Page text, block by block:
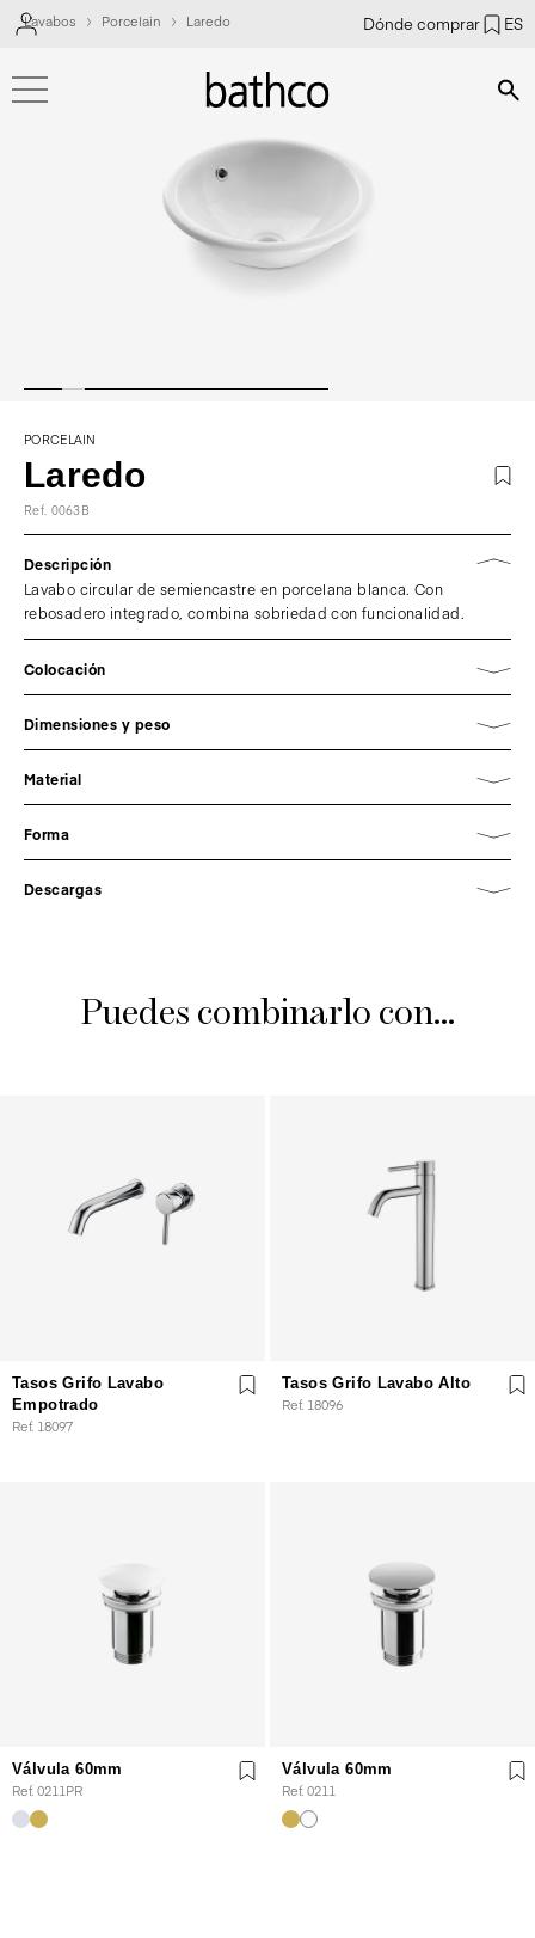
Dónde comprar ES
Lavabos Porcelain Laredo
PORCELAIN
Laredo
Ref. 0063B
Descripción
Lavabo circular de semiencastre en porcelana blanca. Con
rebosadero integrado, combina sobriedad con funcionalidad.
Colocación
Dimensiones y peso
Material
Forma
Descargas
Puedes combinarlo con...
Tasos Grifo Lavabo
Empotrado
Ref. 18097
Tasos Grifo Lavabo Alto
Ref. 18096
Válvula 60mm
Ref. 0211PR
Válvula 60mm
Ref. 0211